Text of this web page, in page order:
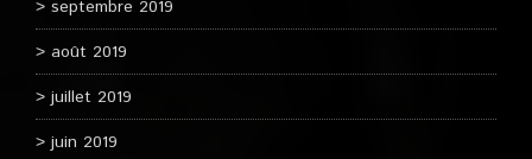
septembre 2019
août 2019
juillet 2019
juin 2019